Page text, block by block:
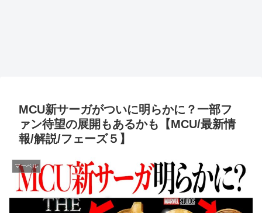
MCU新サーガがついに明らかに？一部フ
ァン待望の展開もあるかも【MCU/最新情
報/解説/フェーズ５】
マーベル